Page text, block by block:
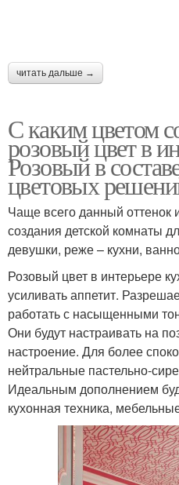
читать дальше →
С каким цветом
розовый цвет в
Розовый в
цветовых
Чаще всего данный оттенок
создания детской комнаты
девушки, реже – кухни,
Розовый цвет в интерьере
усиливать аппетит.
работать с насыщенными
Они будут настраивать на
настроение. Для более
нейтральные пастельно-
Идеальным дополнением
кухонная техника,